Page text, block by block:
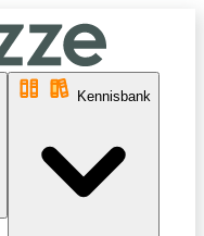
Kennisbank